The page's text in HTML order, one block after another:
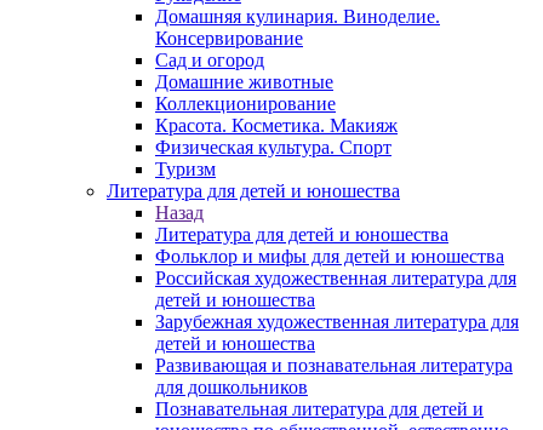
Домашняя кулинария. Виноделие.
Консервирование
Сад и огород
Домашние животные
Коллекционирование
Красота. Косметика. Макияж
Физическая культура. Спорт
Туризм
Литература для детей и юношества
Назад
Литература для детей и юношества
Фольклор и мифы для детей и юношества
Российская художественная литература для
детей и юношества
Зарубежная художественная литература для
детей и юношества
Развивающая и познавательная литература
для дошкольников
Познавательная литература для детей и